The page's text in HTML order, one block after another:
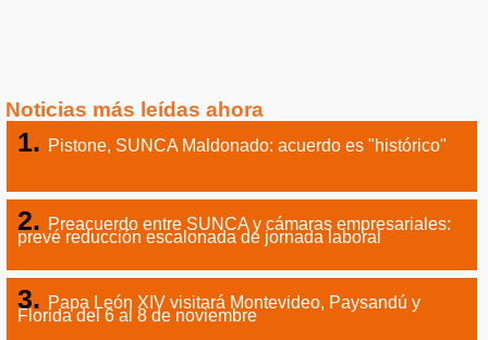
Noticias más leídas ahora
Pistone, SUNCA Maldonado: acuerdo es "histórico"
Preacuerdo entre SUNCA y cámaras empresariales:
prevé reducción escalonada de jornada laboral
Papa León XIV visitará Montevideo, Paysandú y
Florida del 6 al 8 de noviembre